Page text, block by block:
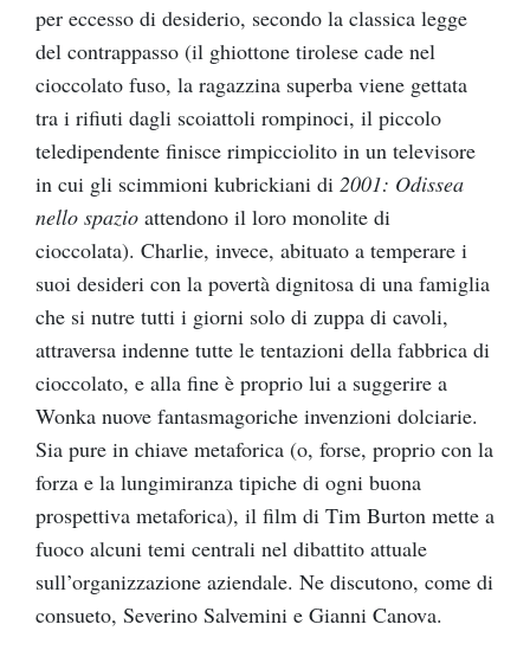
per eccesso di desiderio, secondo la classica legge
del contrappasso (il ghiottone tirolese cade nel
cioccolato fuso, la ragazzina superba viene gettata
tra i rifiuti dagli scoiattoli rompinoci, il piccolo
teledipendente finisce rimpicciolito in un televisore
in cui gli scimmioni kubrickiani di 2001: Odissea
nello spazio attendono il loro monolite di
cioccolata). Charlie, invece, abituato a temperare i
suoi desideri con la povertà dignitosa di una famiglia
che si nutre tutti i giorni solo di zuppa di cavoli,
attraversa indenne tutte le tentazioni della fabbrica di
cioccolato, e alla fine è proprio lui a suggerire a
Wonka nuove fantasmagoriche invenzioni dolciarie.
Sia pure in chiave metaforica (o, forse, proprio con la
forza e la lungimiranza tipiche di ogni buona
prospettiva metaforica), il film di Tim Burton mette a
fuoco alcuni temi centrali nel dibattito attuale
sull’organizzazione aziendale. Ne discutono, come di
consueto, Severino Salvemini e Gianni Canova.